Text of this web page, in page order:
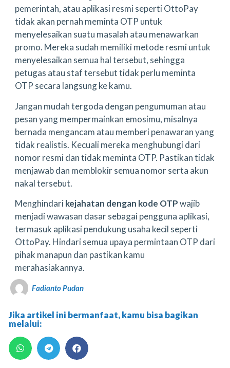
pemerintah, atau aplikasi resmi seperti OttoPay
tidak akan pernah meminta OTP untuk
menyelesaikan suatu masalah atau menawarkan
promo. Mereka sudah memiliki metode resmi untuk
menyelesaikan semua hal tersebut, sehingga
petugas atau staf tersebut tidak perlu meminta
OTP secara langsung ke kamu.
Jangan mudah tergoda dengan pengumuman atau
pesan yang mempermainkan emosimu, misalnya
bernada mengancam atau memberi penawaran yang
tidak realistis. Kecuali mereka menghubungi dari
nomor resmi dan tidak meminta OTP. Pastikan tidak
menjawab dan memblokir semua nomor serta akun
nakal tersebut.
Menghindarikejahatan dengan kode OTPwajib
menjadi wawasan dasar sebagai pengguna aplikasi,
termasuk aplikasi pendukung usaha kecil seperti
OttoPay. Hindari semua upaya permintaan OTP dari
pihak manapun dan pastikan kamu
merahasiakannya.
Fadianto Pudan
Jika artikel ini bermanfaat, kamu bisa bagikan
melalui: